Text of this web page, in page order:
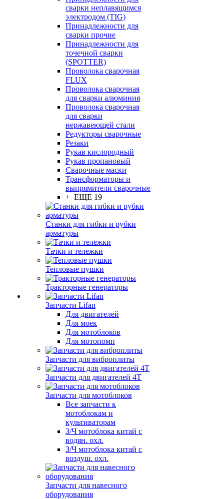
сварки неплавящимся
электродом (TIG)
Принадлежности для
сварки прочие
Принадлежности для
точечной сварки
(SPOTTER)
Проволока сварочная
FLUX
Проволока сварочная
для сварки алюминия
Проволока сварочная
для сварки
нержавеющей стали
Редукторы сварочные
Резаки
Рукав кислородный
Рукав пропановый
Сварочные маски
Трансформаторы и
выпрямители сварочные
+ ЕЩЕ 19
Станки для гибки и рубки
арматуры
Тачки и тележки
Тепловые пушки
Тракторные генераторы
Запчасти Lifan
Для двигателей
Для моек
Для мотоблоков
Для мотопомп
Запчасти для виброплиты
Запчасти для двигателей 4Т
Запчасти для мотоблоков
Все запчасти к
мотоблокам и
культиваторам
З/Ч мотоблока китай с
водян. охл.
З/Ч мотоблока китай с
воздуш. охл.
Запчасти для навесного
оборудования